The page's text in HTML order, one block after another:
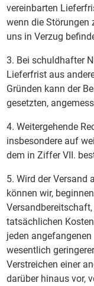
vereinbarten
wenn die Störungen
uns in Verzug
3. Bei schuldhafter
Lieferfrist aus
Gründen kann der
gesetzten,
4. Weitergehende
insbesondere auf
dem in Ziffer VII.
5. Wird der Versand
können wir,
tatsächlichen
jeden
wesentlich
Verstreichen einer
darüber hinaus vor,